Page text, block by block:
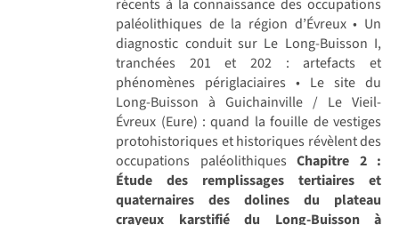
récents à la connaissance des occupations
paléolithiques de la région d’Évreux • Un
diagnostic conduit sur Le Long-Buisson I,
tranchées 201 et 202 : artefacts et
phénomènes périglaciaires • Le site du
Long-Buisson à Guichainville / Le Vieil-
Évreux (Eure) : quand la fouille de vestiges
protohistoriques et historiques révèlent des
occupations paléolithiquesChapitre 2 :
Étude des remplissages tertiaires et
quaternaires des dolines du plateau
crayeux karstifié du Long-Buisson à